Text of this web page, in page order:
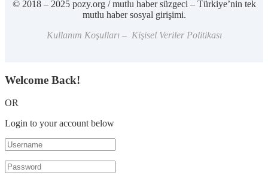
© 2018 – 2025 pozy.org / mutlu haber süzgeci – Türkiye’nin tek
mutlu haber sosyal girişimi.
Kullanım Koşulları – Kişisel Veriler Politikası
Welcome Back!
OR
Login to your account below